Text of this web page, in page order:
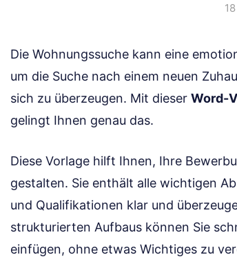
Die Wohnungssuche kann eine
um die Suche nach einem neuen
sich zu überzeugen. Mit dieser Word-
gelingt Ihnen genau das.
Diese Vorlage hilft Ihnen, Ihre
gestalten. Sie enthält alle wichtigen
und Qualifikationen klar und
strukturierten Aufbaus können Sie
einfügen, ohne etwas Wichtiges zu